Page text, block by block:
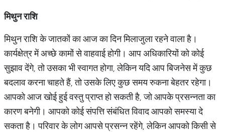
मिथुन राशि
मिथुन राशि के जातकों का आज का दिन मिलाजुला रहने वाला है।
कार्यक्षेत्र में अच्छे कामों से वाहवाई होगी। आप अधिकारियों को कोई
सुझाव देंगे, तो उसका भी स्वागत होगा, लेकिन यदि आप बिजनेस में कुछ
बदलाव करना चाहते हैं, तो उसके लिए कुछ समय रुकना बेहतर रहेगा।
आपको आज खोई हुई वस्तु प्राप्त हो सकती है, जो आपके प्रसन्नता का
कारण बनेगी। आपको कोई संपत्ति संबंधित विवाद आपको समस्या दे
सकता है। परिवार के लोग आपसे प्रसन्न रहेंगे, लेकिन आपको किसी से